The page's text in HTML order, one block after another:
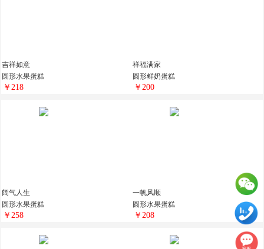
吉祥如意
圆形水果蛋糕
￥218
祥福满家
圆形鲜奶蛋糕
￥200
阔气人生
圆形水果蛋糕
￥258
一帆风顺
圆形水果蛋糕
￥208